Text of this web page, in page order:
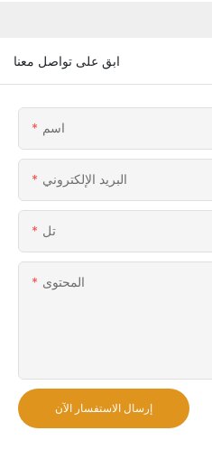
ابق على تواصل معنا
اسم
البريد الإلكتروني
تل
المحتوى
إرسال الاستفسار الآن